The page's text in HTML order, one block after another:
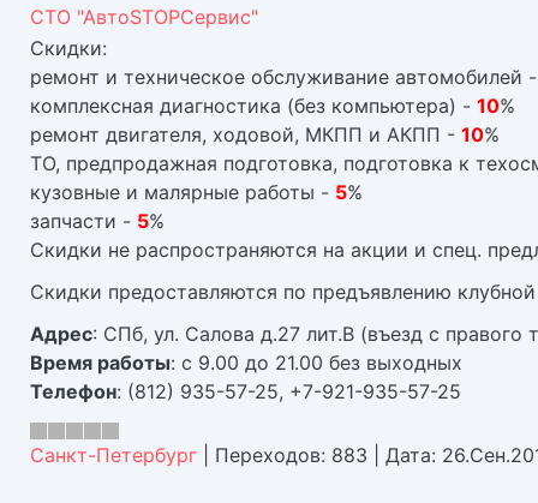
СТО "АвтоSTOPСервис"
Скидки:
ремонт и техническое обслуживание автомобилей
комплексная диагностика (без компьютера) - 10%
ремонт двигателя, ходовой, МКПП и АКПП - 10%
ТО, предпродажная подготовка, подготовка к
кузовные и малярные работы - 5%
запчасти - 5%
Скидки не распространяются на акции и спец.
Скидки предоставляются по предъявлению
Адрес: СПб, ул. Салова д.27 лит.В (въезд с правого
Время работы: с 9.00 до 21.00 без выходных
Телефон: (812) 935-57-25, +7-921-935-57-25
Санкт-Петербург| Переходов: 883 Дата: